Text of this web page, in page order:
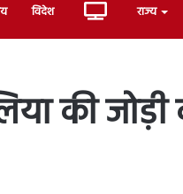
विदेश Live राज्य
की जोड़ी